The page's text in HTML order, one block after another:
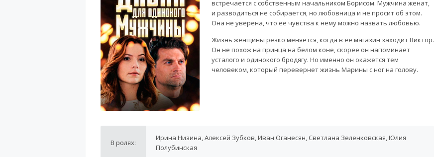
встречается с собственным начальником Борисом. Мужчина женат,
и разводиться не собирается, но любовница и не просит об этом.
Она не уверена, что ее чувства к нему можно назвать любовью.
Жизнь женщины резко меняется, когда в ее магазин заходит Виктор.
Он не похож на принца на белом коне, скорее он напоминает
усталого и одинокого бродягу. Но именно он окажется тем
человеком, который перевернет жизнь Марины с ног на голову.
В ролях:
Ирина Низина, Алексей Зубков, Иван Оганесян, Светлана Зеленковская, Юлия
Полубинская